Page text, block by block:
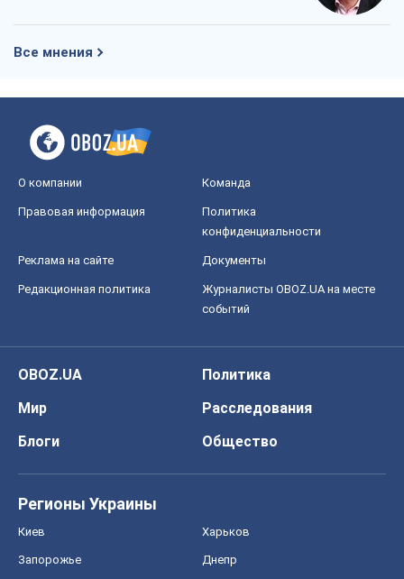
Все мнения
О компании Команда
Правовая информация
Политика
конфиденциальности
Реклама на сайте Документы
Редакционная политика
Журналисты OBOZ.UA на месте
событий
OBOZ.UA
Политика
Мир
Расследования
Блоги
Общество
Регионы Украины
Киев Харьков
Запорожье Днепр